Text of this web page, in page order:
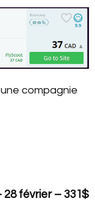
compagnie
28 février – 331$